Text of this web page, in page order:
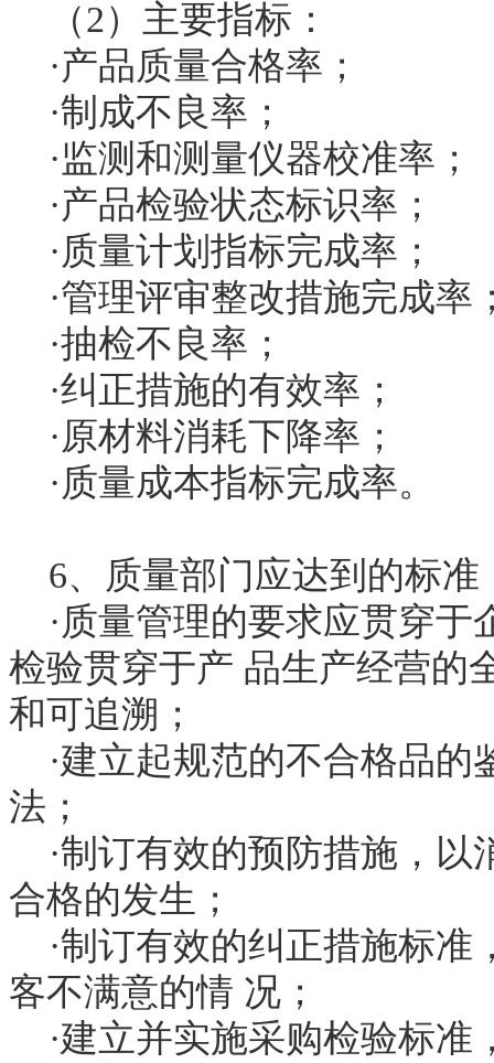
（2）主要指标：
·产品质量合格率；
·制成不良率；
·监测和测量仪器校准率；
·产品检验状态标识率；
·质量计划指标完成率；
·管理评审整改措施完成率
·抽检不良率；
·纠正措施的有效率；
·原材料消耗下降率；
·质量成本指标完成率。
6、质量部门应达到的标准
·质量管理的要求应贯穿于
检验贯穿于产 品生产经营的
和可追溯；
·建立起规范的不合格品的
法；
·制订有效的预防措施，以
合格的发生；
·制订有效的纠正措施标准
客不满意的情 况；
·建立并实施采购检验标准